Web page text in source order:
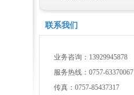
联系我们
业务咨询：13929945878
服务热线：0757-63370067
传真：0757-85437317